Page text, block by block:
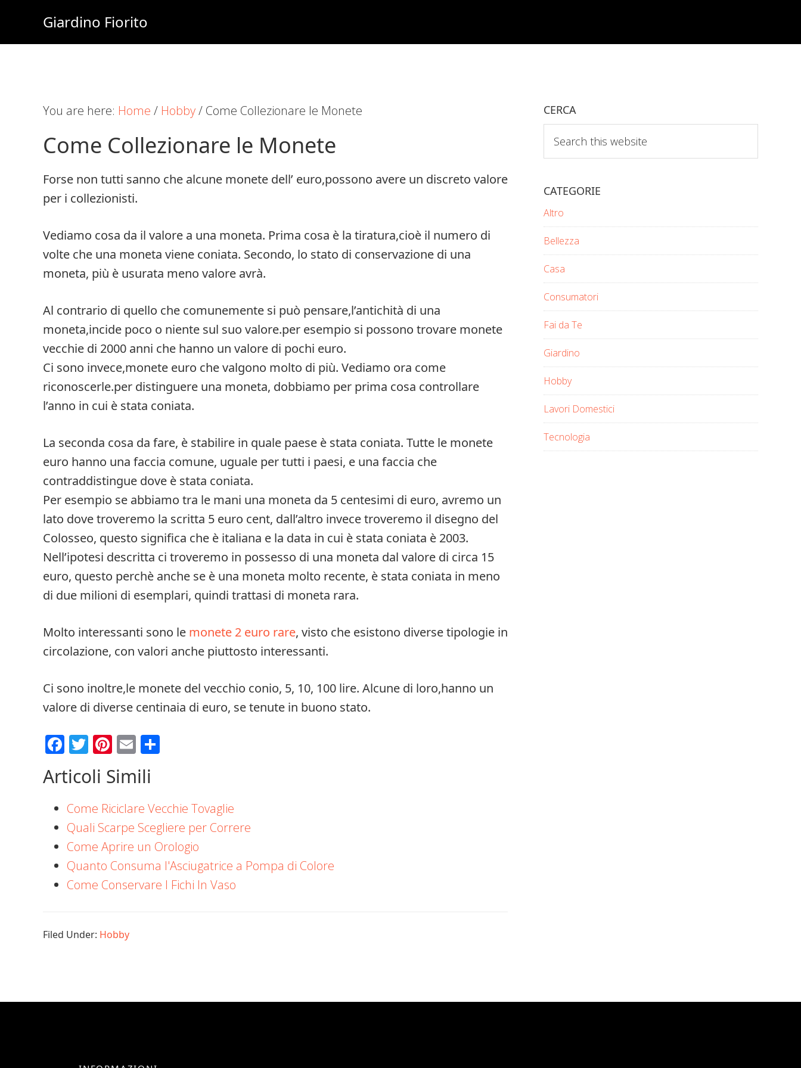
main
primary
footer
Giardino Fiorito
You are here: Home / Hobby/ Come Collezionare le Monete
Come Collezionare le Monete
Forse non tutti sanno che alcune monete dell’ euro,possono avere un discreto valore
per i collezionisti.
Vediamo cosa da il valore a una moneta. Prima cosa è la tiratura,cioè il numero di
volte che una moneta viene coniata. Secondo, lo stato di conservazione di una
moneta, più è usurata meno valore avrà.
Al contrario di quello che comunemente si può pensare,l’antichità di una
moneta,incide poco o niente sul suo valore.per esempio si possono trovare monete
vecchie di 2000 anni che hanno un valore di pochi euro.
Ci sono invece,monete euro che valgono molto di più. Vediamo ora come
riconoscerle.per distinguere una moneta, dobbiamo per prima cosa controllare
l’anno in cui è stata coniata.
La seconda cosa da fare, è stabilire in quale paese è stata coniata. Tutte le monete
euro hanno una faccia comune, uguale per tutti i paesi, e una faccia che
contraddistingue dove è stata coniata.
Per esempio se abbiamo tra le mani una moneta da 5 centesimi di euro, avremo un
lato dove troveremo la scritta 5 euro cent, dall’altro invece troveremo il disegno del
Colosseo, questo significa che è italiana e la data in cui è stata coniata è 2003.
Nell’ipotesi descritta ci troveremo in possesso di una moneta dal valore di circa 15
euro, questo perchè anche se è una moneta molto recente, è stata coniata in meno
di due milioni di esemplari, quindi trattasi di moneta rara.
Molto interessanti sono le monete 2 euro rare, visto che esistono diverse tipologie in
circolazione, con valori anche piuttosto interessanti.
Ci sono inoltre,le monete del vecchio conio, 5, 10, 100 lire. Alcune di loro,hanno un
valore di diverse centinaia di euro, se tenute in buono stato.
Facebook
Twitter
Pinterest
Email
Articoli Simili
Come Riciclare Vecchie Tovaglie
Quali Scarpe Scegliere per Correre
Come Aprire un Orologio
Quanto Consuma l'Asciugatrice a Pompa di Colore
Come Conservare I Fichi In Vaso
Filed Under: Hobby
CERCA
this
website
CATEGORIE
Altro
Bellezza
Casa
Consumatori
Fai da Te
Giardino
Hobby
Lavori Domestici
Tecnologia